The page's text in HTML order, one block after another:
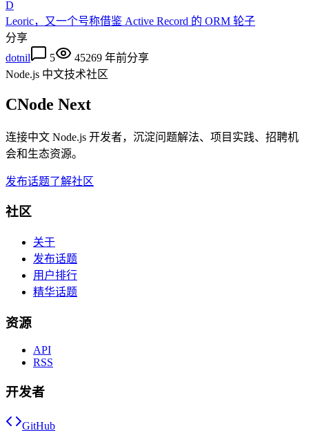
D
Leoric，又一个号称借鉴 Active Record 的 ORM 轮子
分享
dotnil
5 45269 年前分享
Node.js 中文技术社区
CNode Next
连接中文 Node.js 开发者，沉淀问题解法、项目实践、招聘机
会和生态资源。
发布话题了解社区
社区
关于
发布话题
用户排行
精华话题
资源
API
RSS
开发者
GitHub